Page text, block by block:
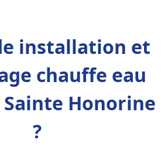
installation et
chauffe eau
Honorine
?